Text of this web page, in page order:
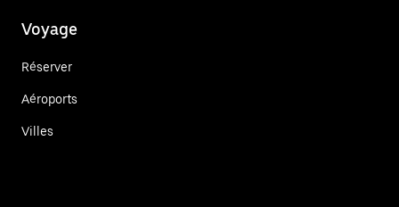
Voyage
Réserver
Aéroports
Villes